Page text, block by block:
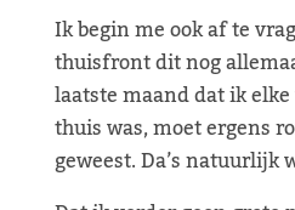
Ik begin me ook af te
thuisfront dit nog
laatste maand dat ik
thuis was, moet ergens
geweest. Da’s natuurlijk